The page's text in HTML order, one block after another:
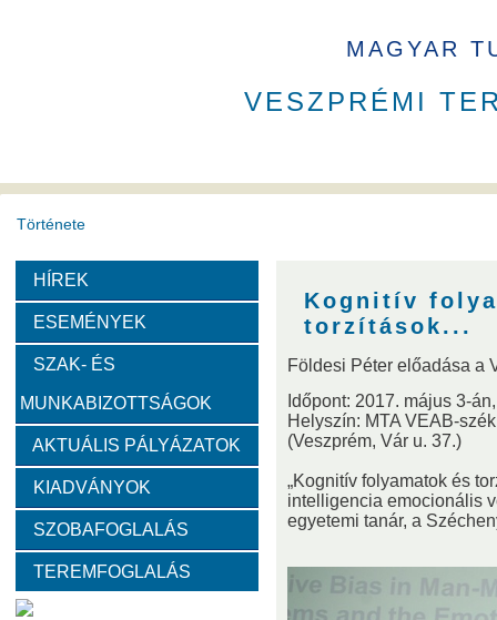
MAGYAR
VESZPRÉMI
Története
A VEAB története
Díjak
Emlékérem Év Kutatója VEAB Kiemelkedő Ifjú
Szervezeti felépítése
Választott vezetők Akadémikusok Nem akadémikus
Tanácskozási jogú tagok SZMSZ
HÍREK
ESEMÉNYEK
SZAK- ÉS
MUNKABIZOTTSÁGOK
AKTUÁLIS PÁLYÁZATOK
KIADVÁNYOK
SZOBAFOGLALÁS
TEREMFOGLALÁS
Kognitív
torzítások...
Földesi Péter előadása a
Időpont: 2017. május 3-
Helyszín: MTA VEAB-
(Veszprém, Vár u. 37.)
„Kognitív folyamatok és
intelligencia emocionális
egyetemi tanár, a